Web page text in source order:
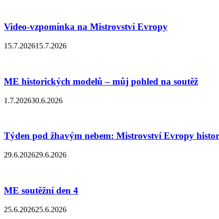
Video-vzpomínka na Mistrovství Evropy
15.7.202615.7.2026
ME historických modelů – můj pohled na soutěž
1.7.202630.6.2026
Týden pod žhavým nebem: Mistrovství Evropy
29.6.202629.6.2026
ME soutěžní den 4
25.6.202625.6.2026